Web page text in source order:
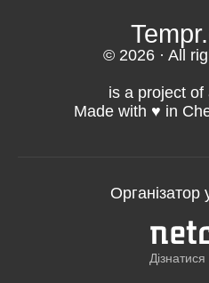
© 2026 · All
is a project of
Made with ♥️ in
Організатор